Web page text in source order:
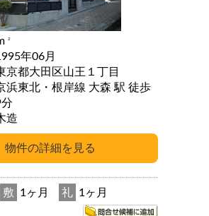
2
年06月
京都大田区山王１丁目
浜東北・根岸線 大森 駅 徒歩
造
敷 1ヶ月 礼 1ヶ月